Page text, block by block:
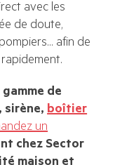
avec les
de doute,
afin de
de
sirène, boîtier
un
chez Sector